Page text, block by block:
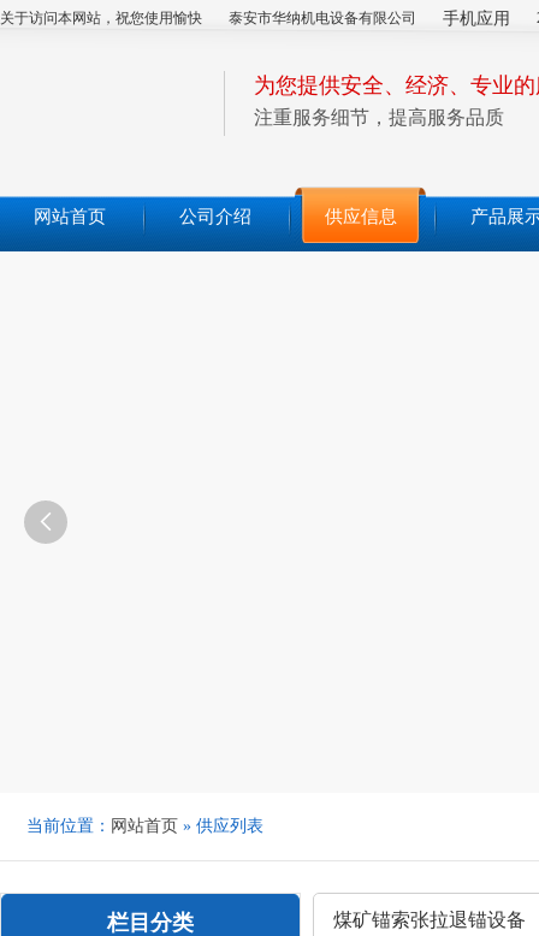
关于访问本网站，祝您使用愉快 泰安市华纳机电设备有限公司 手机应用
为您提供安全、经济、专业
注重服务细节，提高服务品质
网站首页 公司介绍 供应信息 产品展

当前位置： 网站首页 » 供应列表
栏目分类 煤矿锚索张拉退锚设备